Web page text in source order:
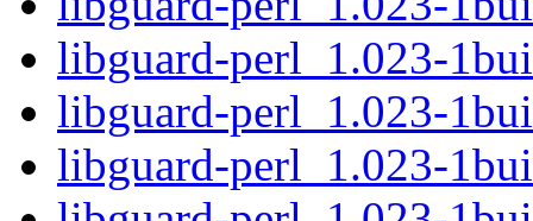
libguard-perl_1.023-
libguard-perl_1.023-
libguard-perl_1.023-